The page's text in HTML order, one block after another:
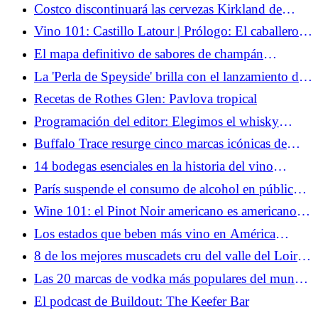
Costco discontinuará las cervezas Kirkland de
marca compartida y pondrá fin a su asociación con
Deschutes
Vino 101: Castillo Latour | Prólogo: El caballero y
la torre
El mapa definitivo de sabores de champán
(infografía)
La 'Perla de Speyside' brilla con el lanzamiento de
la gama principal Tormore
Recetas de Rothes Glen: Pavlova tropical
Programación del editor: Elegimos el whisky
escocés XI de nuestros sueños
Buffalo Trace resurge cinco marcas icónicas de
whisky con la nueva colección Prohibition
14 bodegas esenciales en la historia del vino
estadounidense (cronología)
París suspende el consumo de alcohol en público
mientras una ola de calor récord sacude a Francia
Wine 101: el Pinot Noir americano es americano
ahora
Los estados que beben más vino en América
(2025) (MAP)
8 de los mejores muscadets cru del valle del Loira
en Francia
Las 20 marcas de vodka más populares del mundo
para 2026
El podcast de Buildout: The Keefer Bar